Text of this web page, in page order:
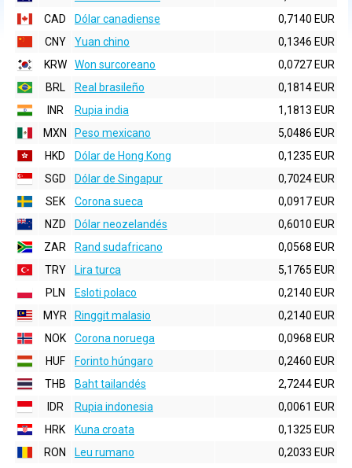
CAD
Dólar canadiense
0,7140 EUR
CNY
Yuan chino
0,1346 EUR
KRW
Won surcoreano
0,0727 EUR
BRL
Real brasileño
0,1814 EUR
INR
Rupia india
1,1813 EUR
MXN
Peso mexicano
5,0486 EUR
HKD
Dólar de Hong Kong
0,1235 EUR
SGD
Dólar de Singapur
0,7024 EUR
SEK
Corona sueca
0,0917 EUR
NZD
Dólar neozelandés
0,6010 EUR
ZAR
Rand sudafricano
0,0568 EUR
TRY
Lira turca
5,1765 EUR
PLN
Esloti polaco
0,2140 EUR
MYR
Ringgit malasio
0,2140 EUR
NOK
Corona noruega
0,0968 EUR
HUF
Forinto húngaro
0,2460 EUR
THB
Baht tailandés
2,7244 EUR
IDR
Rupia indonesia
0,0061 EUR
HRK
Kuna croata
0,1325 EUR
RON
Leu rumano
0,2033 EUR